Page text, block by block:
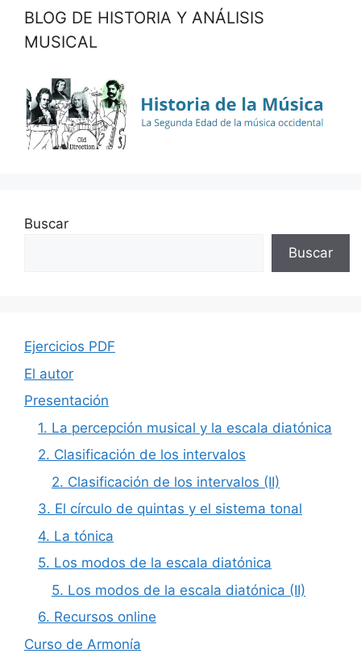
BLOG DE HISTORIA Y ANÁLISIS
MUSICAL
Buscar
Buscar
Ejercicios PDF
El autor
Presentación
1. La percepción musical y la escala diatónica
2. Clasificación de los intervalos
2. Clasificación de los intervalos (II)
3. El círculo de quintas y el sistema tonal
4. La tónica
5. Los modos de la escala diatónica
5. Los modos de la escala diatónica (II)
6. Recursos online
Curso de Armonía